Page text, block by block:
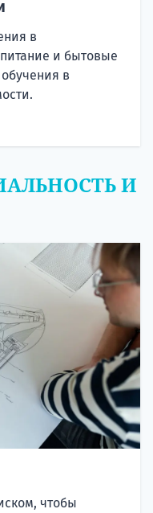
в
и бытовые
в
И
чтобы